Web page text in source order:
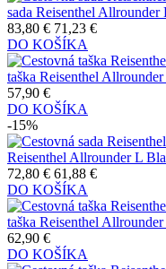
sada Reisenthel
83,80 € 71,23 €
DO KOŠÍKA
taška Reisenthel
57,90 €
DO KOŠÍKA
-15%
Reisenthel Allrounder L
72,80 € 61,88 €
DO KOŠÍKA
taška Reisenthel
62,90 €
DO KOŠÍKA